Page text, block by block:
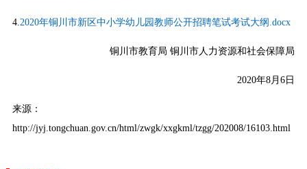
4.2020年铜川市新区中小学幼儿园教师公开招聘笔试考试大纲.docx
铜川市教育局 铜川市人力资源和社会保障局
2020年8月6日
来源：
http://jyj.tongchuan.gov.cn/html/zwgk/xxgkml/tzgg/202008/16103.html